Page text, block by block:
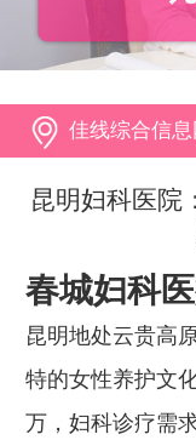
佳线综合信息
昆明妇科医院
春城妇科
昆明地处云贵高
特的女性养护文
万，妇科诊疗需